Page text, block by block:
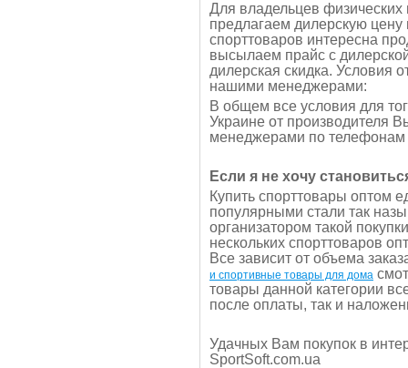
Для владельцев
предлагаем дилерскую цену
спорттоваров интересна
высылаем прайс с
дилерская скидка. Условия
нашими менеджерами:
В общем все условия для
Украине от производителя
менеджерами по телефонам
Если я не хочу
Купить спорттовары оптом
популярными стали так
организатором такой
нескольких спорттоваров
Все зависит от объема
и спортивные товары для дома
товары данной категории
после оплаты, так и
Удачных Вам покупок в
SportSoft.com.ua